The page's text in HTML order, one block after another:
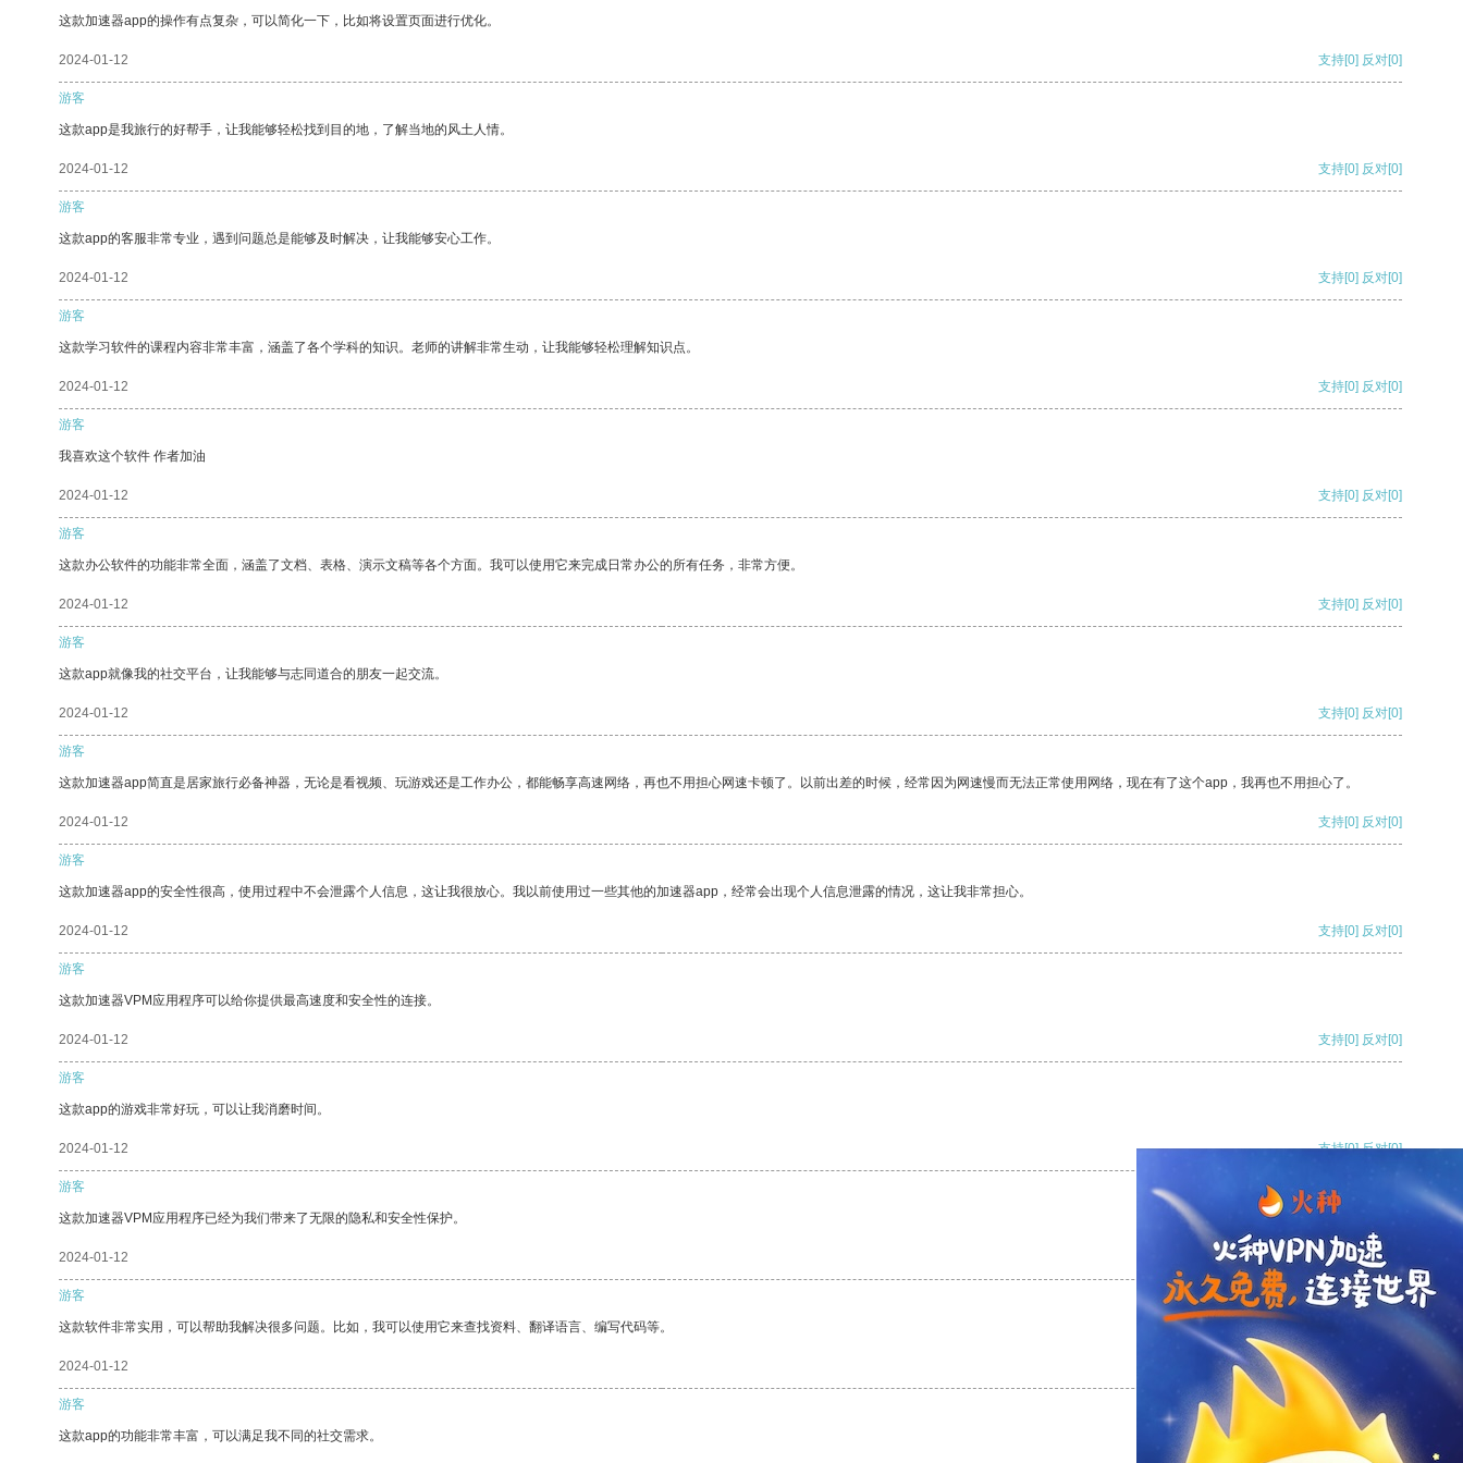
这款加速器app的操作有点复杂，可以简化一下，比如将设置页面进行优化。
2024-01-12 支持[0] 反对[0]
游客
这款app是我旅行的好帮手，让我能够轻松找到目的地，了解当地的风土人情。
2024-01-12 支持[0] 反对[0]
游客
这款app的客服非常专业，遇到问题总是能够及时解决，让我能够安心工作。
2024-01-12 支持[0] 反对[0]
游客
这款学习软件的课程内容非常丰富，涵盖了各个学科的知识。老师的讲解非常生动，让我能够轻松理解知识点。
2024-01-12 支持[0] 反对[0]
游客
我喜欢这个软件 作者加油
2024-01-12 支持[0] 反对[0]
游客
这款办公软件的功能非常全面，涵盖了文档、表格、演示文稿等各个方面。我可以使用它来完成日常办公的所有任务，非常方便。
2024-01-12 支持[0] 反对[0]
游客
这款app就像我的社交平台，让我能够与志同道合的朋友一起交流。
2024-01-12 支持[0] 反对[0]
游客
这款加速器app简直是居家旅行必备神器，无论是看视频、玩游戏还是工作办公，都能畅享高速网络，再也不用担心网速卡顿了。以前出差的时候，经常因为网速慢而无法正常使用网络，现在有了这个app，我再也不用担心了。
2024-01-12 支持[0] 反对[0]
游客
这款加速器app的安全性很高，使用过程中不会泄露个人信息，这让我很放心。我以前使用过一些其他的加速器app，经常会出现个人信息泄露的情况，这让我非常担心。
2024-01-12 支持[0] 反对[0]
游客
这款加速器VPM应用程序可以给你提供最高速度和安全性的连接。
2024-01-12 支持[0] 反对[0]
游客
这款app的游戏非常好玩，可以让我消磨时间。
2024-01-12 支持[0] 反对[0]
游客
这款加速器VPM应用程序已经为我们带来了无限的隐私和安全性保护。
2024-01-12 支持[0] 反对
游客
这款软件非常实用，可以帮助我解决很多问题。比如，我可以使用它来查找资料、翻译语言、编写代码等。
2024-01-12 支持
游客
这款app的功能非常丰富，可以满足我不同的社交需求。